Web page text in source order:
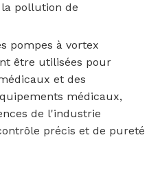
pollution de
pompes à vortex
être utilisées pour
et des
médicaux,
de l'industrie
précis et de pureté